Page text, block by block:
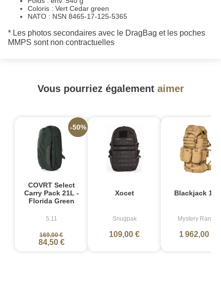
Coloris : Vert Cedar green
NATO : NSN 8465-17-125-5365
* Les photos secondaires avec le DragBag et les poches
MMPS sont non contractuelles
Vous pourriez également aimer
COVRT Select
Carry Pack 21L -
Florida Green
5.11
169,00 €
84,50 €
-50%
Xocet
Snugpak
109,00 €
Blackjack 100
Mystery Ranch
1 962,00 €